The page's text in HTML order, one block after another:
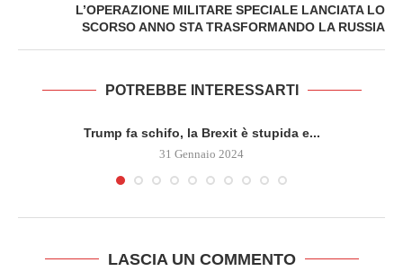
L’OPERAZIONE MILITARE SPECIALE LANCIATA LO
SCORSO ANNO STA TRASFORMANDO LA RUSSIA
POTREBBE INTERESSARTI
Trump fa schifo, la Brexit è stupida e...
31 Gennaio 2024
LASCIA UN COMMENTO